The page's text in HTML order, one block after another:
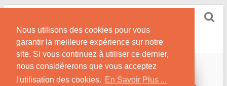
Nous utilisons des cookies pour vous
garantir la meilleure expérience sur notre
site. Si vous continuez à utiliser ce dernier,
nous considérerons que vous acceptez
l'utilisation des cookies. En Savoir Plus ...
Skip
content
Conseils pour des Rencontres Coquines avec des
Afros !